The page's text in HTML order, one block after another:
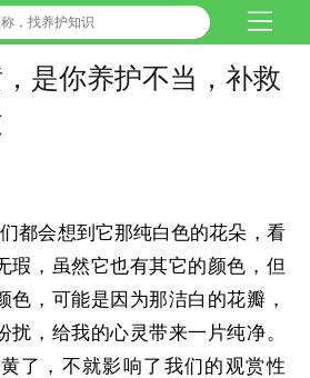
是你养护不当，补救
都会想到它那纯白色的花朵，看
瑕，虽然它也有其它的颜色，但
色，可能是因为那洁白的花瓣，
扰，给我的心灵带来一片纯净。
了，不就影响了我们的观赏性